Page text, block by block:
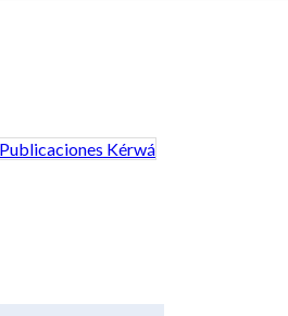
Publicaciones Kérwá